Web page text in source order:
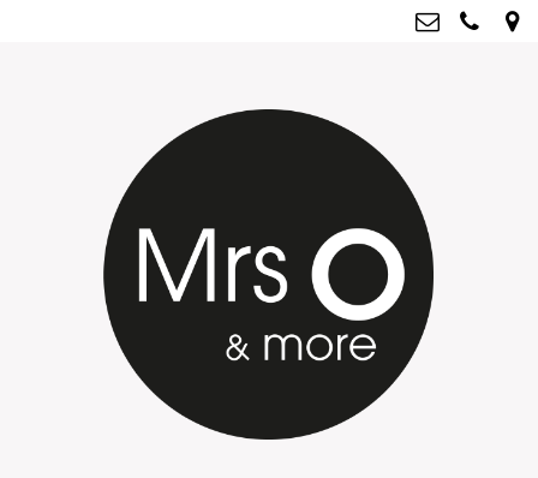
Kvk: Mrs O & more - 67796435
BTWnr: NL001835603B07